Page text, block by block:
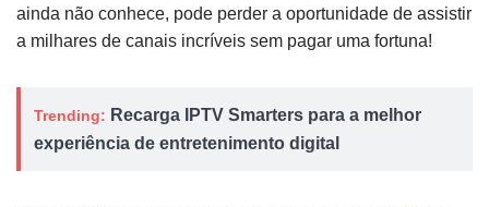
ainda não conhece, pode perder a oportunidade de assistir
a milhares de canais incríveis sem pagar uma fortuna!
Trending: Recarga IPTV Smarters para a melhor
experiência de entretenimento digital